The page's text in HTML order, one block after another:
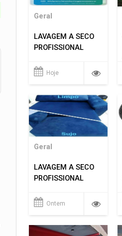
Geral
LAVAGEM A SECO
PROFISSIONAL
Hoje
Geral
LAVAGEM A SECO
PROFISSIONAL
Ontem